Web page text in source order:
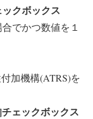
クボックス
でかつ数値を１
加機構(ATRS)を
ェックボックス